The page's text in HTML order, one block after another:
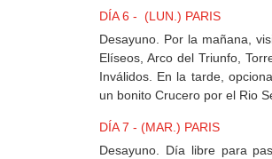
DÍA 6 - (LUN.) PARIS
Desayuno. Por la mañana,
Elíseos, Arco del Triunfo,
Inválidos. En la tarde,
un bonito Crucero por el Rio
DÍA 7 - (MAR.) PARIS
Desayuno. Día libre para